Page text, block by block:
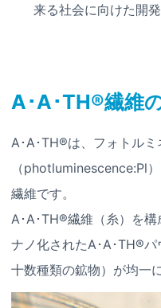
来る社会に向けた開
A･A･TH®繊維
A･A･TH®は、フォトルミ
（photluminescence:Pl
繊維です。
A･A･TH®繊維（糸）を構
ナノ化されたA･A･TH®
十数種類の鉱物）が均一